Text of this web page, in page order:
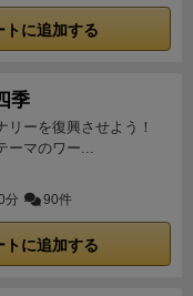
れません。そういう時
場所を行き先にする
，1～6のゲートにはそ
手札を追加で引けた
お客さんを乗せられ
，どれも魅力的です。
，どのゲートから何色
うか悩ましい。しかも
。＜①搭乗フェイ
メインボード左側の搭
イヤーの水上機を待っ
は特殊アクションを行
ションの種類と乗客ダ
し、１～４個のダイス
きます。この時のポイ
くの都市に訪問した
手段はいくつかあるた
ご確認ください。
と、ソロプレイはスコ
た場所の数でランクが
のみですが、相手の
になります。各ターン
、先手を取れる搭乗口
く搭乗口ほどボーナス
に追加する
季
リーを復興させよう！
ーマのワー...
分 90件
に追加する